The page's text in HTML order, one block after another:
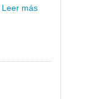
Leer más